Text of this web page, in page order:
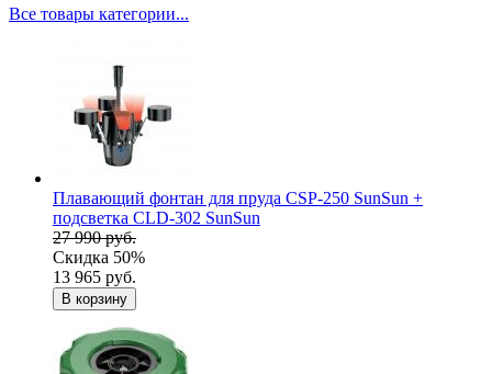
Все товары категории...
Плавающий фонтан для пруда CSP-250 SunSun +
подсветка CLD-302 SunSun
27 990 руб.
Скидка 50%
13 965 руб.
В корзину